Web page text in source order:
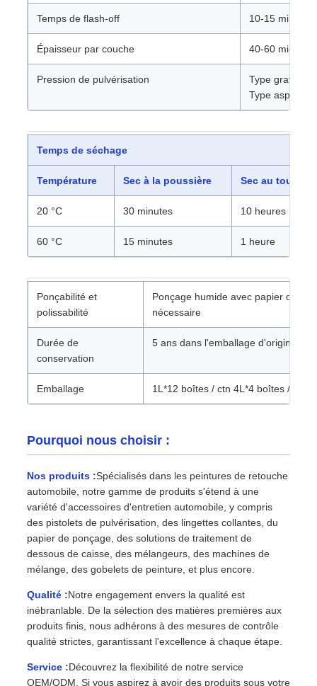
Temps de flash-off 10-15 minutes
Épaisseur par couche 40-60 microns
Pression de pulvérisation
Type gravité :
Type
Temps de séchage
Température Sec à la poussière Sec au toucher
20 °C 30 minutes 10 heures
60 °C 15 minutes 1 heure
Ponçabilité et
polissabilité
Ponçage humide avec papier de
nécessaire
Durée de
conservation
5 ans dans l'emballage d'origine
Emballage 1L*12 boîtes / ctn 4L*4 boîtes / ctn
Pourquoi nous choisir :
Nos produits :Spécialisés dans les peintures de retouche
automobile, notre gamme de produits s'étend à une
variété d'accessoires d'entretien automobile, y compris
des pistolets de pulvérisation, des lingettes collantes, du
papier de ponçage, des solutions de traitement de
dessous de caisse, des mélangeurs, des machines de
mélange, des gobelets de peinture, et plus encore.
Qualité :Notre engagement envers la qualité est
inébranlable. De la sélection des matières premières aux
produits finis, nous adhérons à des mesures de contrôle
qualité strictes, garantissant l'excellence à chaque étape.
Service :Découvrez la flexibilité de notre service
OEM/ODM. Si vous aspirez à avoir des produits sous votre